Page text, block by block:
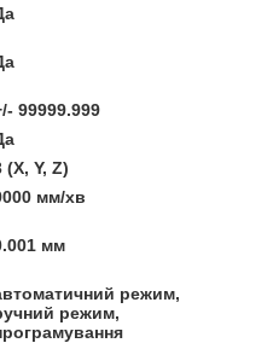
99999.999
(X, Y, Z)
мм/хв
мм
режим,
режим,